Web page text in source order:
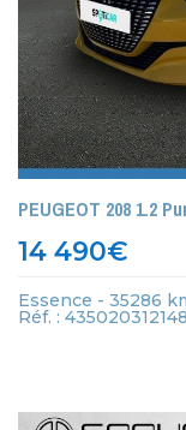
PEUGEOT 208 1.2
14 490€
Essence - 35286
Réf. : 435020312148